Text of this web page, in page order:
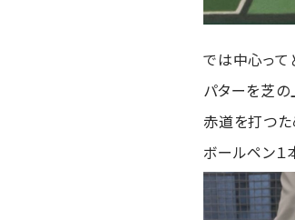
では中心っ
パターを芝の
赤道を打つ
ボールペン１